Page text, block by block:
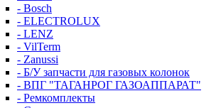
- Bosch
- ELECTROLUX
- LENZ
- VilTerm
- Zanussi
- Б/У запчасти для газовых колонок
- ВПГ "ТАГАНРОГ ГАЗОАППАРАТ"
- Ремкомплекты